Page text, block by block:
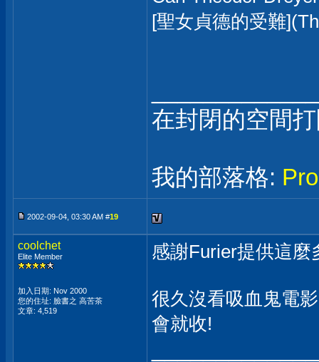
[聖女貞德的受難
在封閉的空間
我的部落格:
2002-09-04, 03:30 AM #19
coolchet
Elite Member
加入日期: Nov 2000
您的住址: 臉書之 高苦茶
文章: 4,519
感謝Furier提供這麼
很久沒看吸血鬼電
會就收!